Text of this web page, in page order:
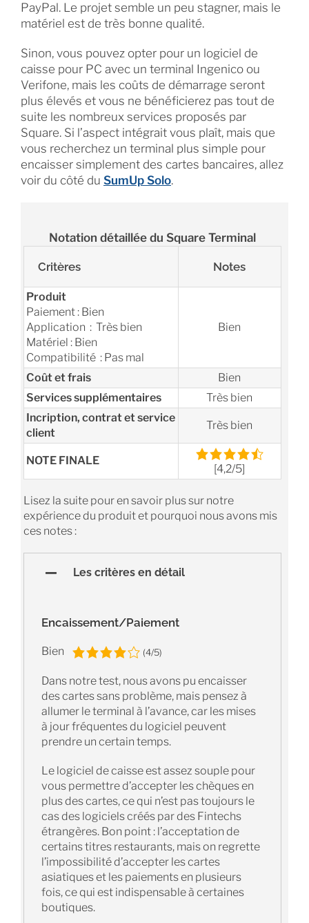
PayPal. Le projet semble un peu stagner, mais le
matériel est de très bonne qualité.
Sinon, vous pouvez opter pour un logiciel de
caisse pour PC avec un terminal Ingenico ou
Verifone, mais les coûts de démarrage seront
plus élevés et vous ne bénéficierez pas tout de
suite les nombreux services proposés par
Square. Si l’aspect intégrait vous plaît, mais que
vous recherchez un terminal plus simple pour
encaisser simplement des cartes bancaires, allez
voir du côté du SumUp Solo.
Notation détaillée du Square Terminal
Critères Notes
Produit
Paiement : Bien
Application : Très bien
Matériel : Bien
Compatibilité : Pas mal
Bien
Coût et frais
Bien
Services supplémentaires
Très bien
Incription, contrat et service
client
Très bien
NOTE FINALE
[4,2/5]
Lisez la suite pour en savoir plus sur notre
expérience du produit et pourquoi nous avons mis
ces notes :
Les critères en détail
Encaissement/Paiement
Bien (4/5)
Dans notre test, nous avons pu encaisser
des cartes sans problème, mais pensez à
allumer le terminal à l’avance, car les mises
à jour fréquentes du logiciel peuvent
prendre un certain temps.
Le logiciel de caisse est assez souple pour
vous permettre d’accepter les chèques en
plus des cartes, ce qui n’est pas toujours le
cas des logiciels créés par des Fintechs
étrangères. Bon point : l’acceptation de
certains titres restaurants, mais on regrette
l’impossibilité d’accepter les cartes
asiatiques et les paiements en plusieurs
fois, ce qui est indispensable à certaines
boutiques.